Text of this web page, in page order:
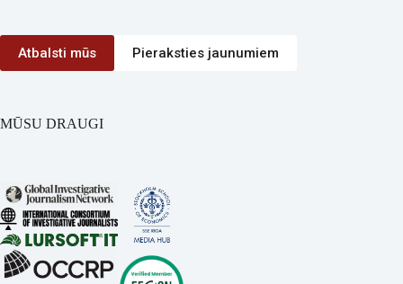
Atbalsti mūs Pieraksties jaunumiem
MŪSU DRAUGI